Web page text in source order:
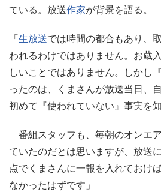
ている。放送作家が背景を語る。
「生放送では時間の都合もあり、
われるわけではありません。お蔵
しいことではありません。しかし
ったのは、くまさんが放送当日、
初めて『使われていない』事実を
番組スタッフも、毎朝のオンエ
ていたのだとは思いますが、放送
点でくまさんに一報を入れておけ
なかったはずです」